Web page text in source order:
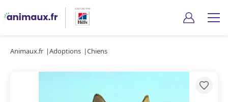
Animaux.fr Adoptions Chiens